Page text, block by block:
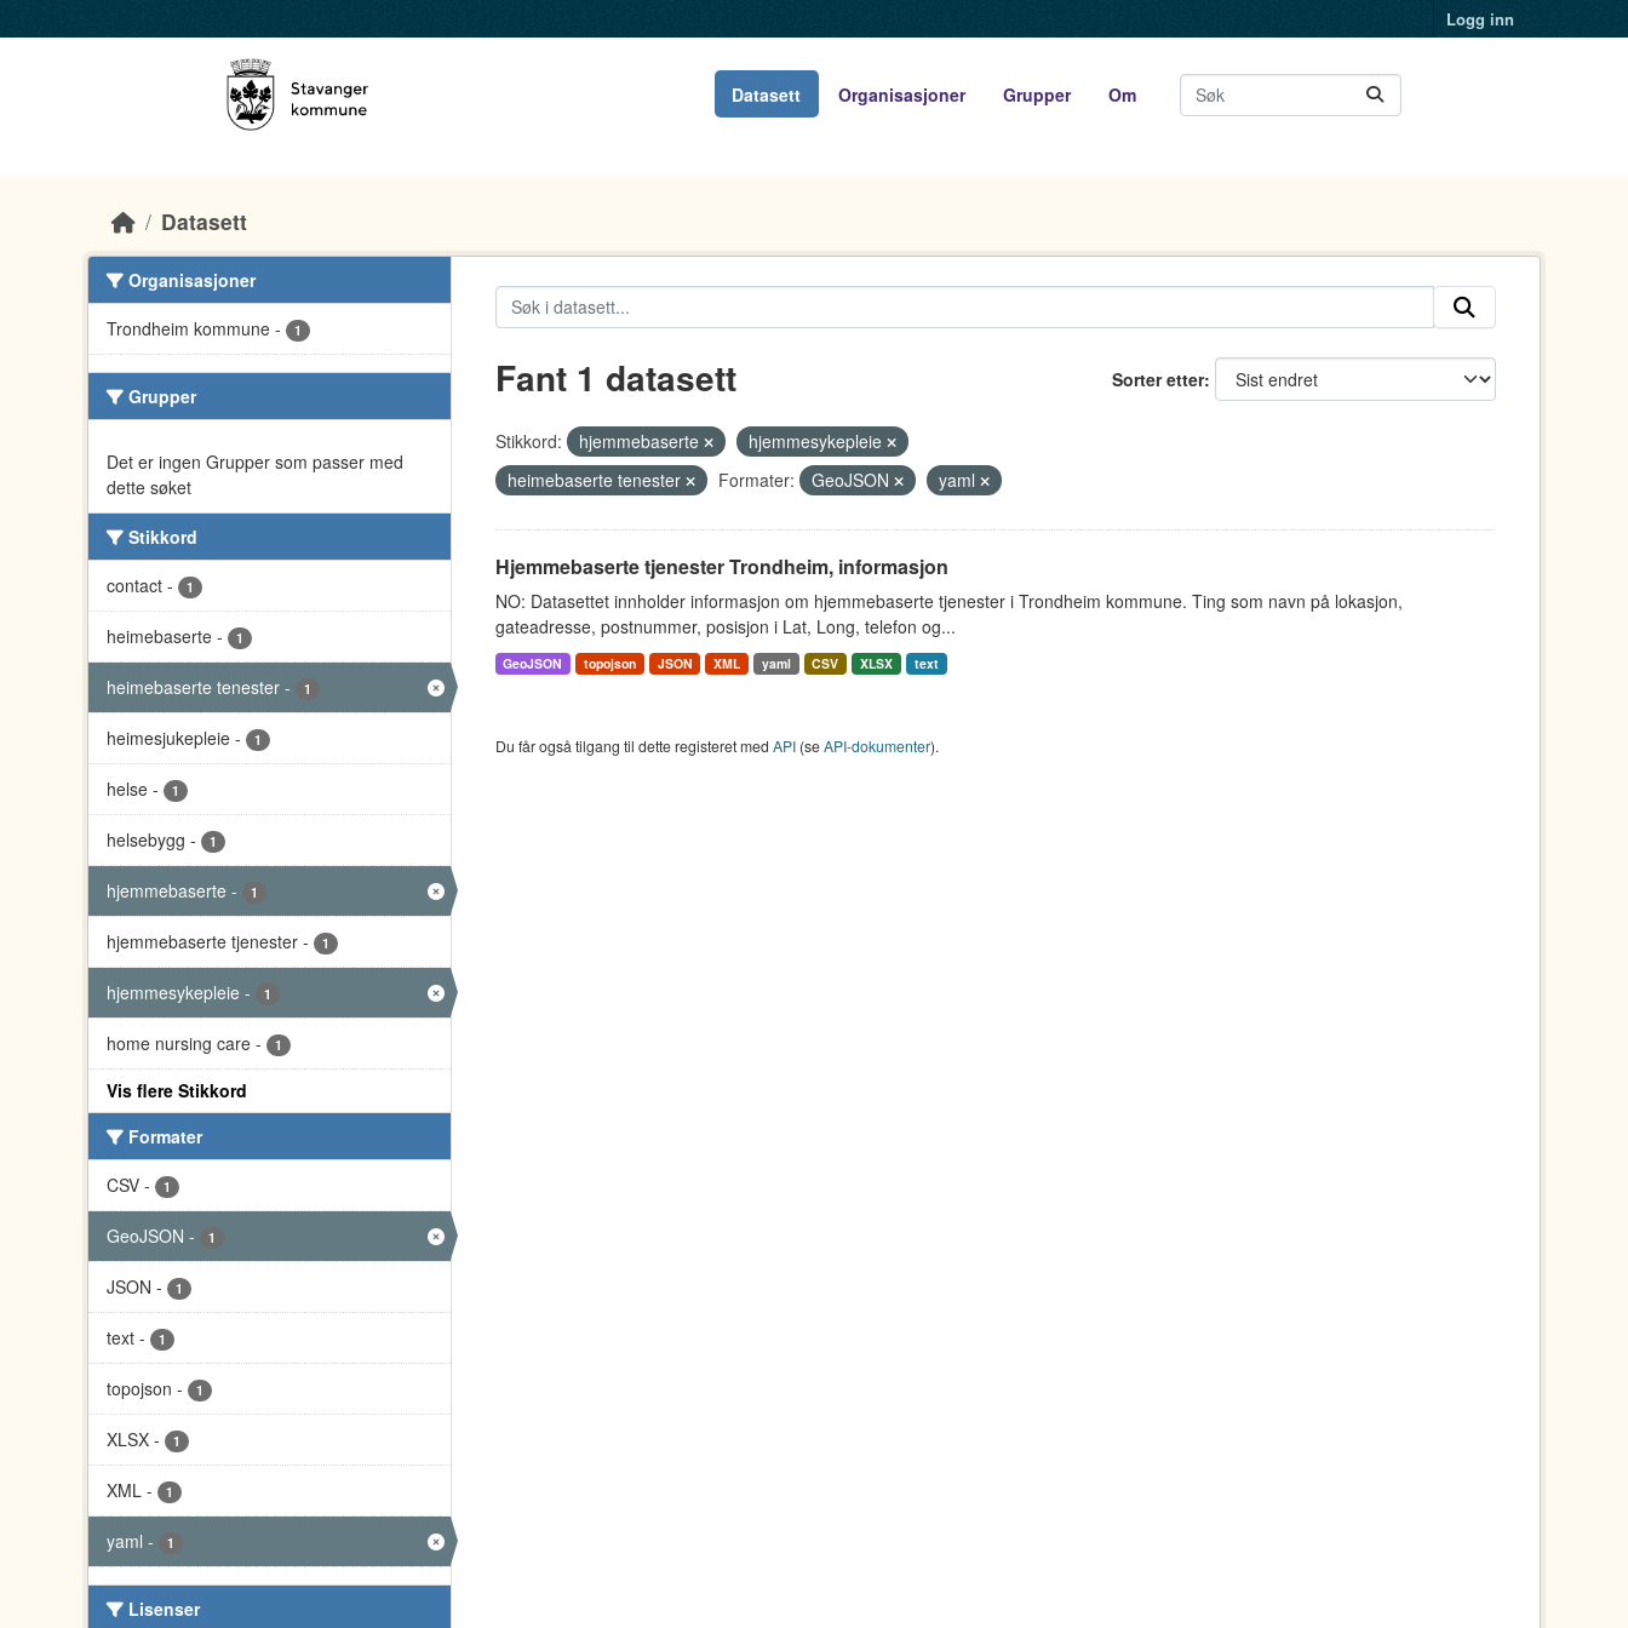
Logg inn
Datasett Organisasjoner Grupper Om
Datasett
Organisasjoner
Trondheim kommune - 1
Grupper
Det er ingen Grupper som passer med
dette søket
Stikkord
contact - 1
heimebaserte - 1
heimebaserte tenester - 1
heimesjukepleie - 1
helse - 1
helsebygg - 1
hjemmebaserte - 1
hjemmebaserte tjenester - 1
hjemmesykepleie - 1
home nursing care - 1
Vis flere Stikkord
Formater
CSV - 1
GeoJSON - 1
JSON - 1
text - 1
topojson - 1
XLSX - 1
XML - 1
yaml - 1
Lisenser
Sorter etter
Fant 1 datasett
Stikkord: hjemmebaserte
hjemmesykepleie
heimebaserte tenester
Formater: GeoJSON yaml
Hjemmebaserte tjenester Trondheim, informasjon
NO: Datasettet innholder informasjon om hjemmebaserte tjenester i Trondheim kommune. Ting som navn på lokasjon,
gateadresse, postnummer, posisjon i Lat, Long, telefon og...
GeoJSON topojson JSON XML yaml CSV XLSX text
Du får også tilgang til dette registeret med API(seAPI-dokumenter).